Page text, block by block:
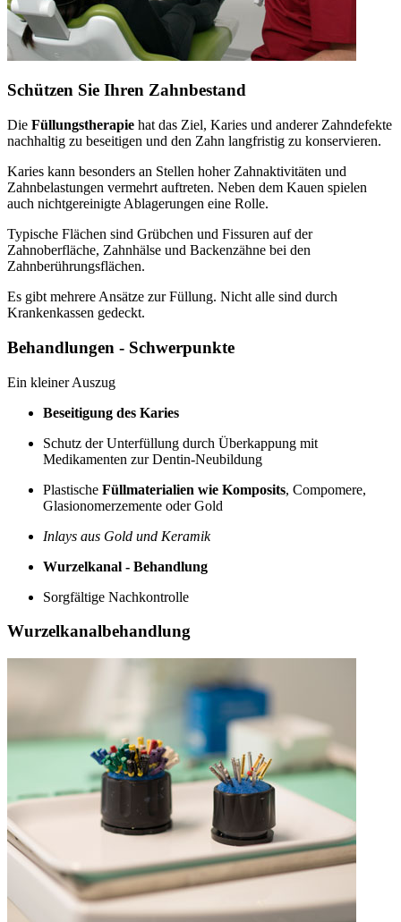
Schützen Sie Ihren Zahnbestand
Die Füllungstherapie hat das Ziel, Karies und anderer Zahndefekte
nachhaltig zu beseitigen und den Zahn langfristig zu konservieren.
Karies kann besonders an Stellen hoher Zahnaktivitäten und
Zahnbelastungen vermehrt auftreten. Neben dem Kauen spielen
auch nichtgereinigte Ablagerungen eine Rolle.
Typische Flächen sind Grübchen und Fissuren auf der
Zahnoberfläche, Zahnhälse und Backenzähne bei den
Zahnberührungsflächen.
Es gibt mehrere Ansätze zur Füllung. Nicht alle sind durch
Krankenkassen gedeckt.
Behandlungen - Schwerpunkte
Ein kleiner Auszug
Beseitigung des Karies
Schutz der Unterfüllung durch Überkappung mit
Medikamenten zur Dentin-Neubildung
Plastische Füllmaterialien wie Komposits, Compomere,
Glasionomerzemente oder Gold
Inlays aus Gold und Keramik
Wurzelkanal - Behandlung
Sorgfältige Nachkontrolle
Wurzelkanalbehandlung